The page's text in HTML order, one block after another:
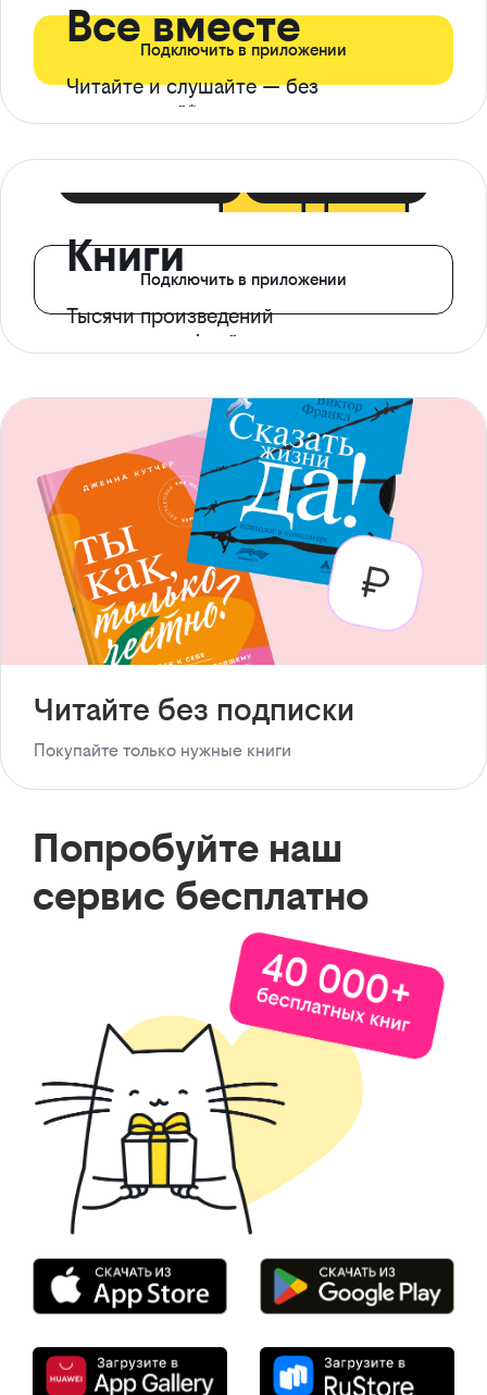
Все вместе
Читайте и слушайте — без
ограничений*
Подключить в приложении
Книги
Тысячи произведений
с доступом офлайн
Подключить в приложении
Читайте без подписки
Покупайте только нужные книги
Попробуйте наш
сервис бесплатно